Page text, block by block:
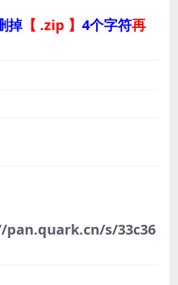
掉【 .zip 】 4个字符再
pan.quark.cn/s/33c36